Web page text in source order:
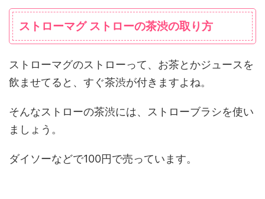
ストローマグ ストローの茶渋の取り方
ストローマグのストローって、お茶とかジュースを
飲ませてると、すぐ茶渋が付きますよね。
そんなストローの茶渋には、ストローブラシを使い
ましょう。
ダイソーなどで100円で売っています。